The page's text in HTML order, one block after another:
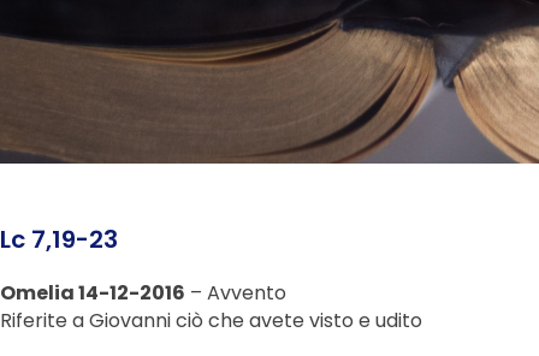
Lc 7,19-23
Omelia 14-12-2016 – Avvento
Riferite a Giovanni ciò che avete visto e udito